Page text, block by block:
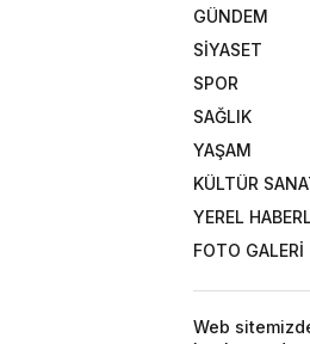
GÜNDEM
SİYASET
SPOR
SAĞLIK
YAŞAM
KÜLTÜR
YEREL
FOTO GALERİ
Web